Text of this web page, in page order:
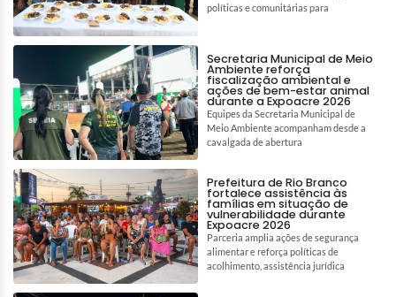
políticas e comunitárias para
Secretaria Municipal de Meio
Ambiente reforça
fiscalização ambiental e
ações de bem-estar animal
durante a Expoacre 2026
Equipes da Secretaria Municipal de
Meio Ambiente acompanham desde a
cavalgada de abertura
Prefeitura de Rio Branco
fortalece assistência às
famílias em situação de
vulnerabilidade durante
Expoacre 2026
Parceria amplia ações de segurança
alimentar e reforça políticas de
acolhimento, assistência jurídica